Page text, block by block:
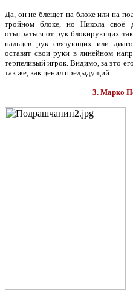
Да, он не блещет на блоке или на
тройном блоке, но Никола своё
отыграться от рук блокирующих
пальцев рук связующих или
оставят свои руки в линейном
терпеливый игрок. Видимо, за это
так же, как ценил предыдущий.
3. Марко